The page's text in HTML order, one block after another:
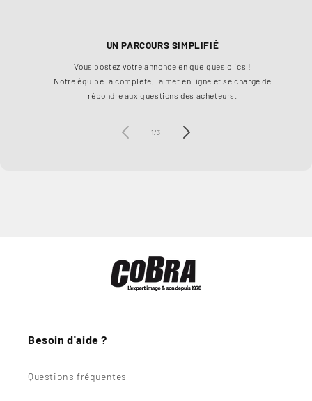
UN PARCOURS SIMPLIFIÉ
Vous postez votre annonce en quelques clics !
Notre équipe la complète, la met en ligne et se charge de
répondre aux questions des acheteurs.
1/de
3
Besoin d'aide ?
Questions fréquentes